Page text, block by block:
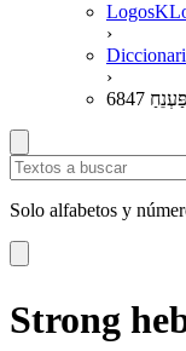
›
›
פַּעְנֵחַ
Solo alfabetos y
Strong